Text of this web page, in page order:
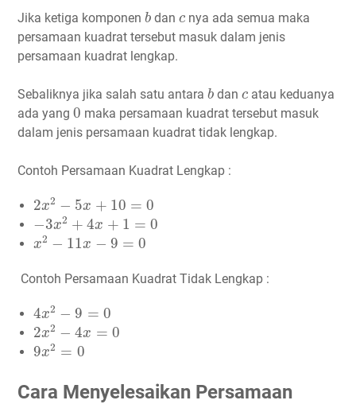
Jika ketiga komponen b
b dan c
c nya ada semua maka
persamaan kuadrat tersebut masuk dalam jenis
persamaan kuadrat lengkap.
Sebaliknya jika salah satu antara b
b dan c
c atau keduanya
ada yang 0
0 maka persamaan kuadrat tersebut masuk
dalam jenis persamaan kuadrat tidak lengkap.
Contoh Persamaan Kuadrat Lengkap :
2x2 − 5x + 10 = 0
2 2 x 10 = 0
−3x2 + 4x + 1 = 0
−3x 2 4x+ 1 =0
x2 − 11x − 9 = 0
2−11 x −9= 0
Contoh Persamaan Kuadrat Tidak Lengkap :
4x2 − 9 = 0
4 2 =
2x2 − 4x = 0
2x2 x
9x2 = 0
9x2
Cara Menyelesaikan Persamaan